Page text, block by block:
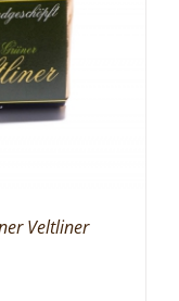
Veltliner